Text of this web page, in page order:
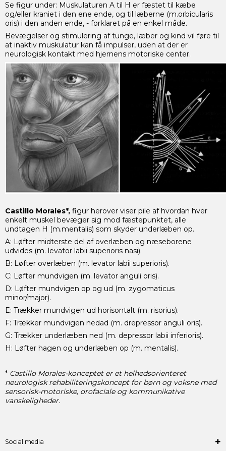
Se figur under: Muskulaturen A til H er fæstet til kæbe
og/eller kraniet i den ene ende, og til læberne (m.orbicularis
oris) i den anden ende, - forklaret på en enkel måde.
Bevægelser og stimulering af tunge, læber og kind vil føre til
at inaktiv muskulatur kan få impulser, uden at der er
neurologisk kontakt med hjernens motoriske center.
Castillo Morales*, figur herover viser pile af hvordan hver
enkelt muskel bevæger sig mod fæstepunktet, alle
undtagen H (m.mentalis) som skyder underlæben op.
A: Løfter midterste del af overlæben og næseborene
udvides (m. levator labii superioris nasi).
B: Løfter overlæben (m. levator labii superioris).
C: Løfter mundvigen (m. levator anguli oris).
D: Løfter mundvigen op og ud (m. zygomaticus
minor/major).
E: Trækker mundvigen ud horisontalt (m. risorius).
F: Trækker mundvigen nedad (m. drepressor anguli oris).
G: Trækker underlæben ned (m. depressor labii inferioris).
H: Løfter hagen og underlæben op (m. mentalis).
* Castillo Morales-konceptet er et helhedsorienteret
neurologisk rehabiliteringskoncept for børn og voksne med
sensorisk-motoriske, orofaciale og kommunikative
vanskeligheder.
Social media